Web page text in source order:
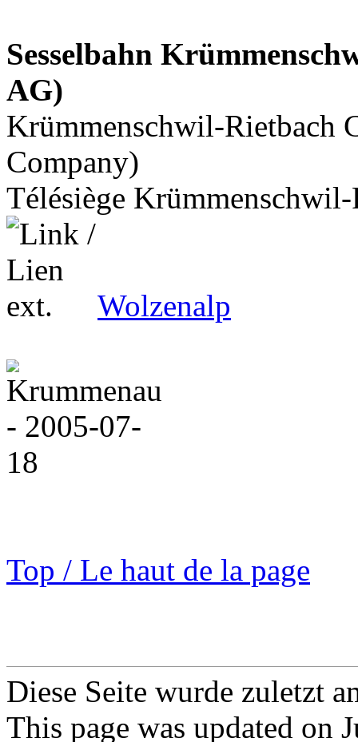
Sesselbahn
AG)
Krümmenschwil-Rietbach
Company)
Télésiège
Wolzenalp
Top / Le haut de la page
Diese Seite wurde zuletzt
This page was updated on